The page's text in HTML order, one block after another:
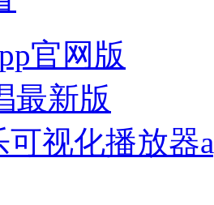
官网版
最新版
可视化播放器